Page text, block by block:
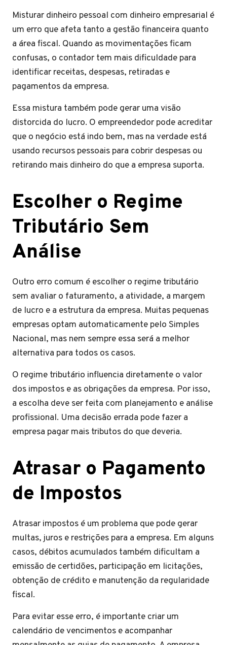
Misturar dinheiro pessoal com dinheiro empresarial é
um erro que afeta tanto a gestão financeira quanto
a área fiscal. Quando as movimentações ficam
confusas, o contador tem mais dificuldade para
identificar receitas, despesas, retiradas e
pagamentos da empresa.
Essa mistura também pode gerar uma visão
distorcida do lucro. O empreendedor pode acreditar
que o negócio está indo bem, mas na verdade está
usando recursos pessoais para cobrir despesas ou
retirando mais dinheiro do que a empresa suporta.
Escolher o Regime
Tributário Sem
Análise
Outro erro comum é escolher o regime tributário
sem avaliar o faturamento, a atividade, a margem
de lucro e a estrutura da empresa. Muitas pequenas
empresas optam automaticamente pelo Simples
Nacional, mas nem sempre essa será a melhor
alternativa para todos os casos.
O regime tributário influencia diretamente o valor
dos impostos e as obrigações da empresa. Por isso,
a escolha deve ser feita com planejamento e análise
profissional. Uma decisão errada pode fazer a
empresa pagar mais tributos do que deveria.
Atrasar o Pagamento
de Impostos
Atrasar impostos é um problema que pode gerar
multas, juros e restrições para a empresa. Em alguns
casos, débitos acumulados também dificultam a
emissão de certidões, participação em licitações,
obtenção de crédito e manutenção da regularidade
fiscal.
Para evitar esse erro, é importante criar um
calendário de vencimentos e acompanhar